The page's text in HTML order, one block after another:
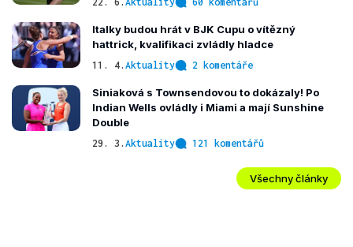
Italky budou hrát v BJK Cupu o vítězný
hattrick, kvalifikaci zvládly hladce
11. 4. Aktuality 2 komentáře
Siniaková s Townsendovou to dokázaly! Po
Indian Wells ovládly i Miami a mají Sunshine
Double
29. 3. Aktuality 121 komentářů
Všechny články